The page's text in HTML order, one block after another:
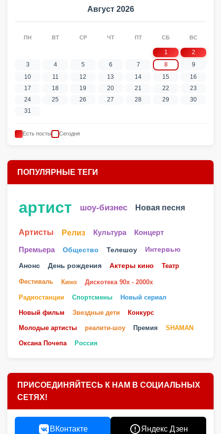
Август 2026
ПН ВТ СР ЧТ ПТ СБ ВС
1
2
3
4 5 6 7 8
9
10
11 12 13 14 15
16
17
18 19 20 21 22
23
24
25 26 27 28 29
30
31
Есть посты Сегодня
ПОПУЛЯРНЫЕ ТЕГИ
артист шоу-бизнес Новая песня
Артисты Релиз Культура Концерт
Премьера Общество Телешоу Интервью
Анонс День рождения Актеры кино Театр
Фестиваль Кино Дискотека 90х - 2000х
Радиостанции Спортсмены Новый сериал
Новый фильм Звездные дети Конкурс
Молодые артисты реалити-шоу Премия SHAMAN
Оксана Почепа Россия
ПРИСОЕДИНЯЙТЕСЬ К НАМ В СОЦИАЛЬНЫХ
СЕТЯХ!
ВКонтакте Яндекс Дзен